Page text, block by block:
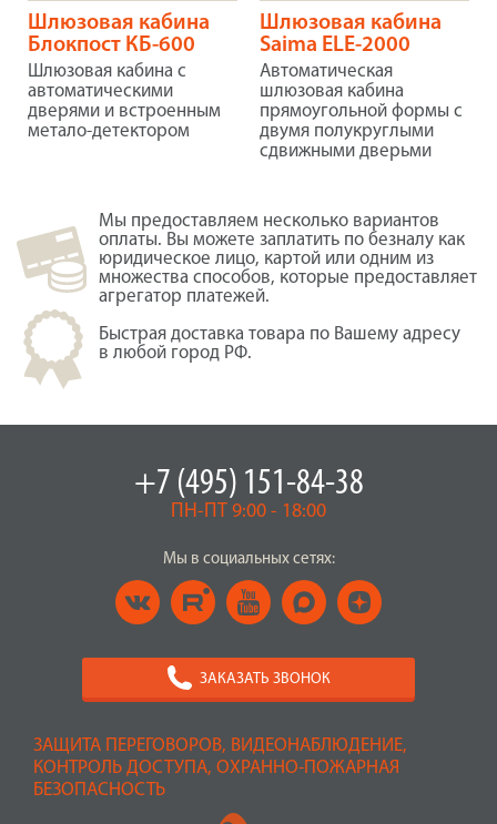
Шлюзовая кабина
Блокпост КБ-600
Шлюзовая кабина с
автоматическими
дверями и встроенным
метало-детектором
Шлюзовая кабина
Saima ELE-2000
Автоматическая
шлюзовая кабина
прямоугольной формы с
двумя полукруглыми
сдвижными дверьми
Мы предоставляем несколько вариантов
оплаты. Вы можете заплатить по безналу как
юридическое лицо, картой или одним из
множества способов, которые предоставляет
агрегатор платежей.
Быстрая доставка товара по Вашему адресу
в любой город РФ.
ЗАЩИТА ПЕРЕГОВОРОВ, ВИДЕОНАБЛЮДЕНИЕ,
КОНТРОЛЬ ДОСТУПА, ОХРАННО-ПОЖАРНАЯ
БЕЗОПАСНОСТЬ
+7 (495) 151-84-38
ПН-ПТ 9:00 - 18:00
Мы в социальных сетях:
ЗАКАЗАТЬ ЗВОНОК